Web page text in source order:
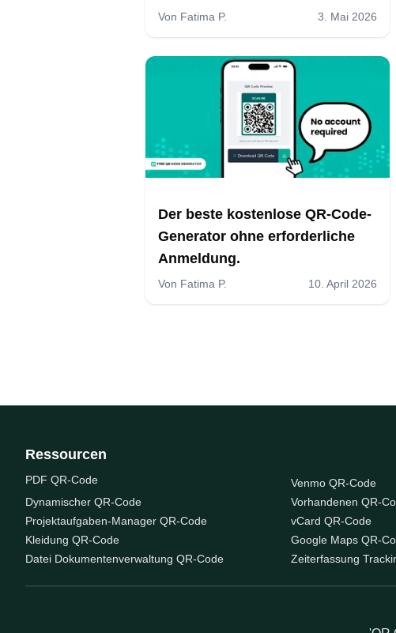
Von Fatima P. 3. Mai 2026
Der beste kostenlose QR-Code-
Generator ohne erforderliche
Anmeldung.
Von Fatima P. 10. April 2026
Ressourcen
PDF QR-Code
Venmo QR-Code
Dynamischer QR-Code
Vorhandenen QR-
Projektaufgaben-Manager QR-Code
vCard QR-Code
Kleidung QR-Code
Google Maps QR-
Datei Dokumentenverwaltung QR-Code
Zeiterfassung